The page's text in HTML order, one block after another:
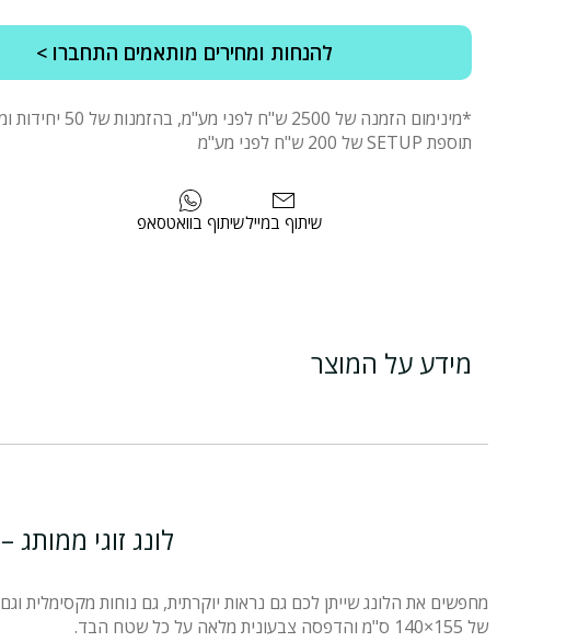
להנחות ומחירים מותאמים התחברו >
*מינימום הזמנה של 2500 ש"ח
תוספת SETUP של 200 ש"ח לפני מע"מ
שיתוף בוואטסאפשיתוף במייל
מידע על המוצר
לונג זוגי
מחפשים את הלונג שייתן לכם גם נראות יוקרתית, גם נוחות מקסימלית
של 155×140 ס"מ והדפסה צבעונית מלאה על כל שטח הבד.